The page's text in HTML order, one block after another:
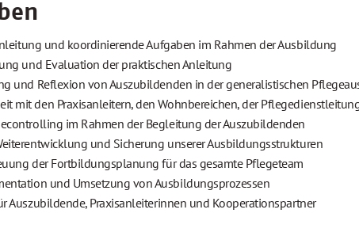
und koordinierende Aufgaben im Rahmen der Ausbildung
und Evaluation der praktischen Anleitung
und Reflexion von Auszubildenden in der generalistischen
mit den Praxisanleitern, den Wohnbereichen, der
im Rahmen der Begleitung der Auszubildenden
und Sicherung unserer Ausbildungsstrukturen
der Fortbildungsplanung für das gesamte Pflegeteam
und Umsetzung von Ausbildungsprozessen
Auszubildende, Praxisanleiterinnen und Kooperationspartner